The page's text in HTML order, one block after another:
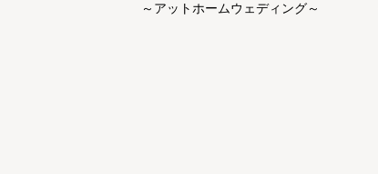
～アットホームウェディング～